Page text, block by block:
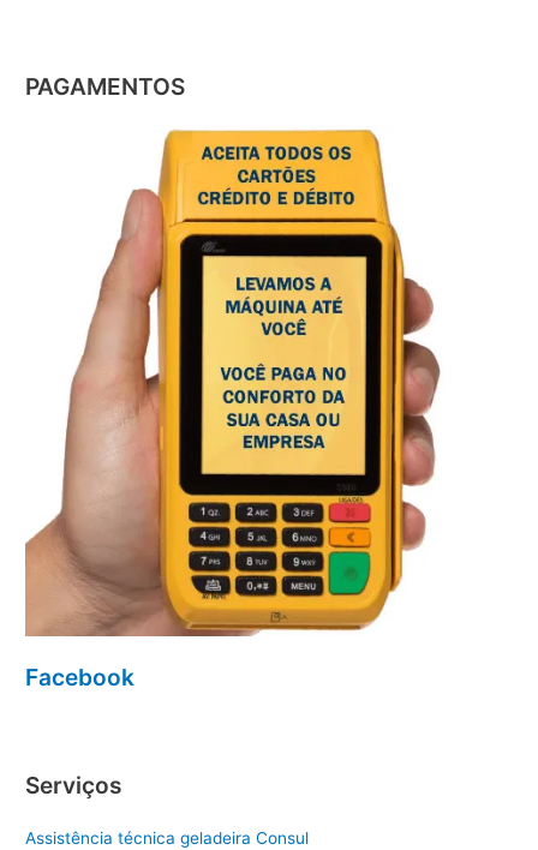
PAGAMENTOS
Facebook
Serviços
Assistência técnica geladeira Consul